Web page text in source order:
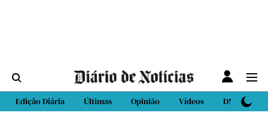
Edição Diária Últimas Opinião Vídeos DN Sport